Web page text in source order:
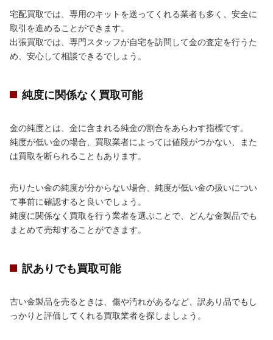
宅配買取では、専用のキットを送ってくれる業者も多く、安全に
取引を進めることができます。
出張買取では、専門スタッフが自宅を訪問して金の査定を行うた
め、安心して相談できるでしょう。
純度に関係なく買取可能
金の純度とは、金に含まれる純金の割合をあらわす指標です。
純度が低い金の場合、買取業者によっては値段がつかない、また
は買取を断られることもあります。
売りたい金の純度が分からない場合、純度が低い金の扱いについ
て事前に確認すると良いでしょう。
純度に関係なく買取を行う業者を選ぶことで、どんな金製品でも
まとめて売却することができます。
訳ありでも買取可能
古い金製品を売るときは、傷や汚れがあるなど、訳あり品でもし
っかりと評価してくれる買取業者を探しましょう。